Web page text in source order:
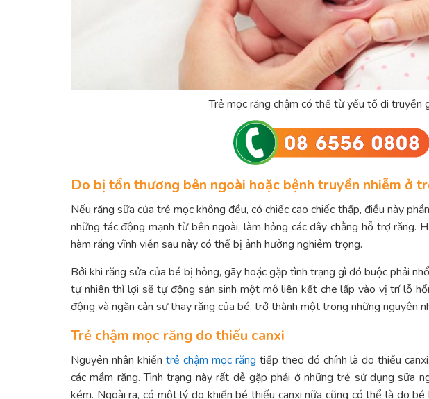
Trẻ mọc răng chậm có thể từ yếu tố di truyền
Do bị tổn thương bên ngoài hoặc bệnh truyền nhiễm ở
Nếu răng sữa của trẻ mọc không đều, có chiếc cao chiếc thấp, điều này
những tác động mạnh từ bên ngoài, làm hỏng các dây chằng hỗ trợ răng.
hàm răng vĩnh viễn sau này có thể bị ảnh hưởng nghiêm trọng.
Bởi khi răng sửa của bé bị hỏng, gãy hoặc gặp tình trạng gì đó buộc phải
tự nhiên thì lợi sẽ tự động sản sinh một mô liên kết che lấp vào vị trí lỗ
động và ngăn cản sự thay răng của bé, trở thành một trong những nguyên
Trẻ chậm mọc răng do thiếu canxi
Nguyên nhân khiến trẻ chậm mọc răng tiếp theo đó chính là do thiếu
các mầm răng. Tình trạng này rất dễ gặp phải ở những trẻ sử dụng sữa
kém. Ngoài ra, có một lý do khiến bé thiếu canxi nữa cũng có thể là do